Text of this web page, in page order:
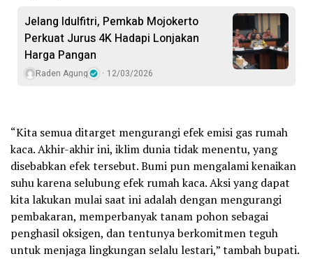
Jelang Idulfitri, Pemkab Mojokerto
Perkuat Jurus 4K Hadapi Lonjakan
Harga Pangan
Raden Agung 12/03/2026
“Kita semua ditarget mengurangi efek emisi gas rumah
kaca. Akhir-akhir ini, iklim dunia tidak menentu, yang
disebabkan efek tersebut. Bumi pun mengalami kenaikan
suhu karena selubung efek rumah kaca. Aksi yang dapat
kita lakukan mulai saat ini adalah dengan mengurangi
pembakaran, memperbanyak tanam pohon sebagai
penghasil oksigen, dan tentunya berkomitmen teguh
untuk menjaga lingkungan selalu lestari,” tambah bupati.